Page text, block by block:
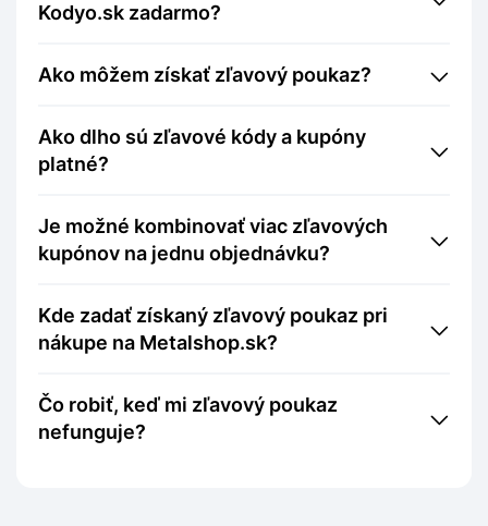
Kodyo.sk zadarmo?
Ako môžem získať zľavový poukaz?
Ako dlho sú zľavové kódy a kupóny
platné?
Je možné kombinovať viac zľavových
kupónov na jednu objednávku?
Kde zadať získaný zľavový poukaz pri
nákupe na Metalshop.sk?
Čo robiť, keď mi zľavový poukaz
nefunguje?